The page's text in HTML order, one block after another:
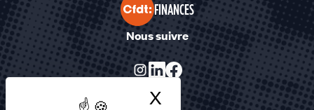
X Masquer le
FINANCES
Nous suivre